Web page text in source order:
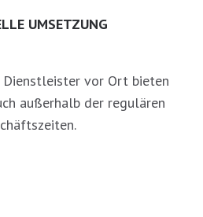
UMSETZUNG
vor Ort bieten
außerhalb der regulären